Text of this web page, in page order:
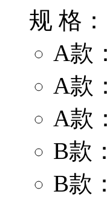
规 格：
A款
A款
A款
B款
B款